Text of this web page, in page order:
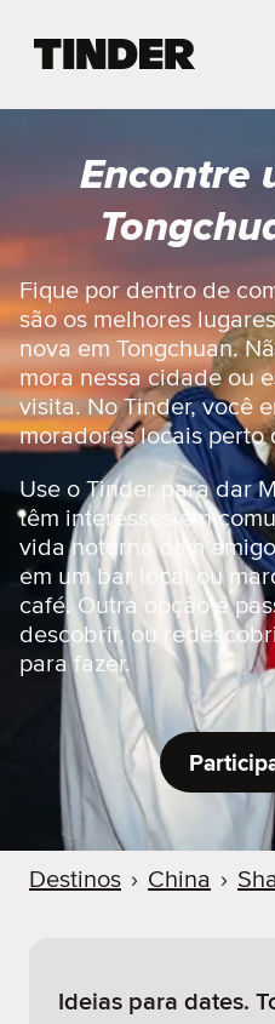
a
n
c
i
a
l
d
o
T
i
n
d
e
r
Encontre
Fique por dentro de
são os melhores
nova em Tongchuan.
mora nessa cidade ou
visita. No Tinder, você
moradores locais perto
Use o Tinder para dar
têm interesses em
vida noturna com
em um bar local ou
café. Outra opção é
descobrir, ou
para fazer.
Destinos › China ›
Ideias para dates.